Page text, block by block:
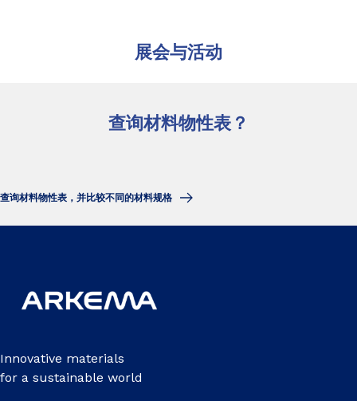
展会与活动
查询材料物性表？
查询材料物性表，并比较不同的材料规格
Innovative materials
for a sustainable world